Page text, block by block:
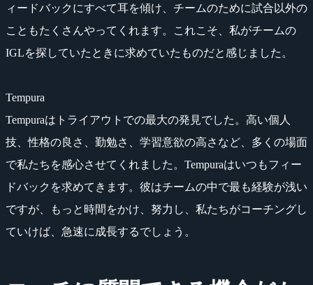
ィードバックにすべて耳を傾け、チームのために試合以外の
こともたくさんやってくれます。これこそ、私がチームの
IGLを探していたときに求めていたものだと感じました。
Tempura
Tempuraはトライアウトでの最大の発見でした。高い個人
技、性格の良さ、勤勉さ、学習意欲の高さなど、多くの場面
で私たちを感心させてくれました。Tempuraはいつもフィー
ドバックを求めてきます。彼はチームの中で最も経験が浅い
ですが、もっと時間をかけ、努力し、私たちがコーチングし
ていけば、急速に成長するでしょう。